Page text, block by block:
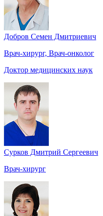
Добров Семен Дмитриевич
Врач-хирург, Врач-онколог
Доктор медицинских наук
Сурков Дмитрий Сергеевич
Врач-хирург